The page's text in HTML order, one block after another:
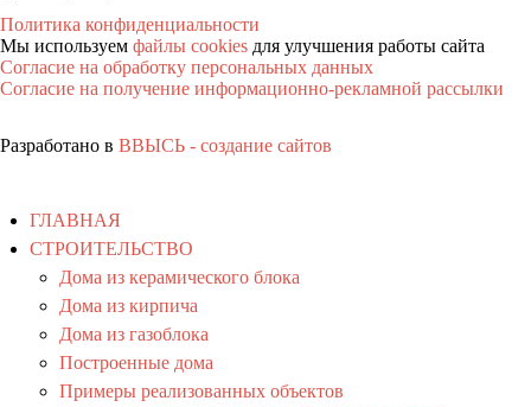
Политика конфиденциальности
Мы используем файлы cookies для улучшения работы сайта
Согласие на обработку персональных данных
Согласие на получение информационно-рекламной рассылки
Разработано в ВВЫСЬ - создание сайтов
ГЛАВНАЯ
СТРОИТЕЛЬСТВО
Дома из керамического блока
Дома из кирпича
Дома из газоблока
Построенные дома
Примеры реализованных объектов